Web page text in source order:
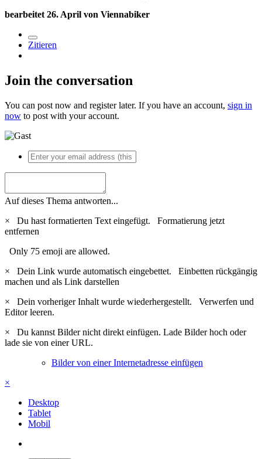
bearbeitet 26. April von Viennabiker
Zitieren
Join the conversation
You can post now and register later. If you have an account, sign in
now to post with your account.
Auf dieses Thema antworten...
×
Du hast formatierten Text eingefügt. Formatierung jetzt
entfernen
Only 75 emoji are allowed.
×
Dein Link wurde automatisch eingebettet. Einbetten rückgängig
machen und als Link darstellen
×
Dein vorheriger Inhalt wurde wiederhergestellt. Verwerfen und
Editor leeren.
×
Du kannst Bilder nicht direkt einfügen. Lade Bilder hoch oder
lade sie von einer URL.
Bilder von einer Internetadresse einfügen
×
Desktop
Tablet
Mobil